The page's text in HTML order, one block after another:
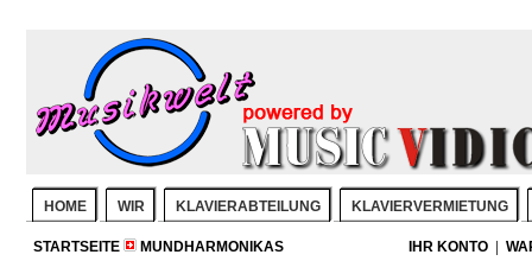
HOME WIR KLAVIERABTEILUNG KLAVIERVERMIETUNG
STARTSEITE MUNDHARMONIKAS IHR KONTO